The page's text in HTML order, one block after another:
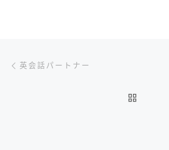
文章导航
英会話パートナー